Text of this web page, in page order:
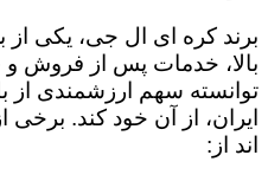
برند کره ای ال جی، یکی از
بالا، خدمات پس از فروش
توانسته سهم ارزشمندی از
ایران، از آن خود کند.
اند از: